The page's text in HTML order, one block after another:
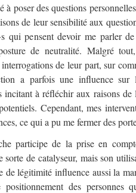
poser des questions
de leur sensibilité aux
qui pensent devoir me parler
de neutralité. Malgré
de leur part, sur
a parfois une influence sur
incitant à réfléchir aux raisons de
Cependant, mes
ce qui a pu me fermer des
participe de la prise en
sorte de catalyseur, mais son
de légitimité influence aussi la
des personnes